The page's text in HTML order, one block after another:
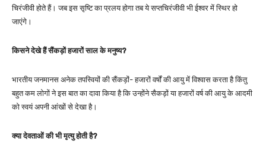
चिरंजीवी होते हैं। जब इस सृष्टि का प्रलय होगा तब ये सप्तचिरंजीवी भी ईश्वर में स्थिर हो
जाएंगे।
किसने देखे हैं सैंकड़ों हजारों साल के मनुष्य?
भारतीय जनमानस अनेक तपस्वियों की सैंकड़ों- हजारों वर्षों की आयु में विश्वास करता है किंतु
बहुत कम लोगों ने इस बात का दावा किया है कि उन्होंने सैकड़ों या हजारों वर्ष की आयु के आदमी
को स्वयं अपनी आंखों से देखा है।
क्या देवताओं की भी मृत्यु होती है?